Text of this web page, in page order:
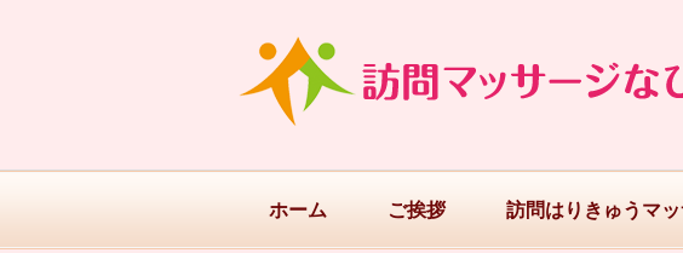
ホーム ご挨拶 訪問はりきゅうマ